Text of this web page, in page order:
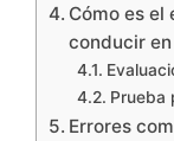
Cómo es el
conducir
Prueba
Errores